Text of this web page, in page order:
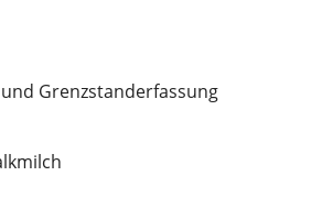
Grenzstanderfassung